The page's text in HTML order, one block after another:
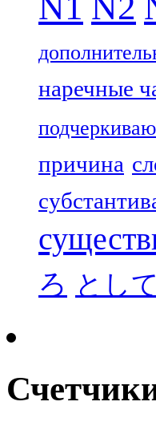
наречные
причина
ろ として